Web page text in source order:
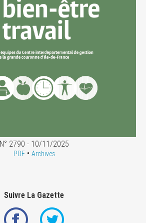
N° 2790 - 10/11/2025
PDF• Archives
Suivre La Gazette